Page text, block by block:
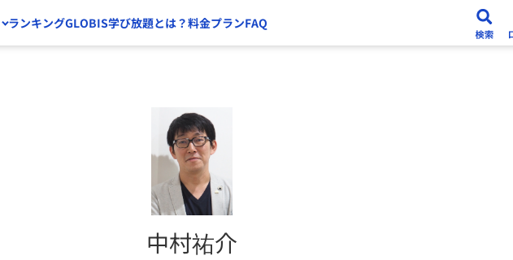
ランキングGLOBIS学び放題とは？料金プランFAQ
中村祐介